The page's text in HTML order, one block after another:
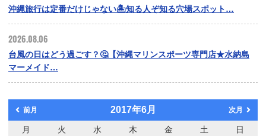
沖縄旅行は定番だけじゃない🏝️知る人ぞ知る穴場スポット…
2026.08.06
台風の日はどう過ごす？🤔【沖縄マリンスポーツ専門店★水納島
マーメイド…
前月 2017年6月 次月
月 火 水 木 金 土
日